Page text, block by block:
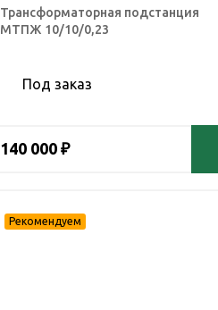
Трансформаторная подстанция
МТПЖ 10/10/0,23
Под заказ
140 000 ₽